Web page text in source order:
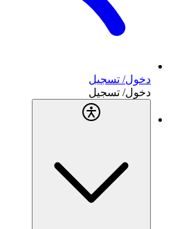
دخول/ تسجيل
دخول/ تسجيل